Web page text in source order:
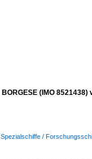
(IMO 8521438)
Spezialschiffe /